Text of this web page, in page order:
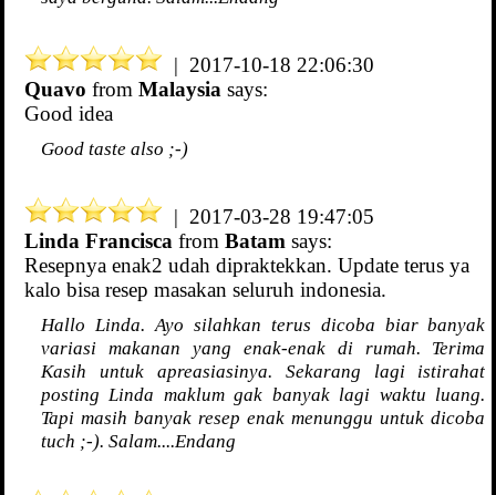
| 2017-10-18 22:06:30
Quavo from Malaysia says:
Good idea
Good taste also ;-)
| 2017-03-28 19:47:05
Linda Francisca from Batam says:
Resepnya enak2 udah dipraktekkan. Update terus ya
kalo bisa resep masakan seluruh indonesia.
Hallo Linda. Ayo silahkan terus dicoba biar banyak
variasi makanan yang enak-enak di rumah. Terima
Kasih untuk apreasiasinya. Sekarang lagi istirahat
posting Linda maklum gak banyak lagi waktu luang.
Tapi masih banyak resep enak menunggu untuk dicoba
tuch ;-). Salam....Endang